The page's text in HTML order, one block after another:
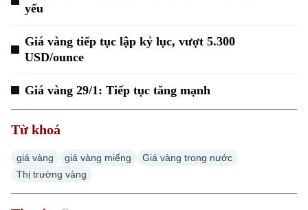
Chuyên mục
Hà Nội
Xã hội
Hà Nội
Người Hà Nội
Thế giới
Kinh tế
yếu
Giá vàng tiếp tục lập kỷ lục, vượt 5.300
USD/ounce
Giá vàng 29/1: Tiếp tục tăng mạnh
Từ khoá
giá vàng giá vàng miếng
Giá vàng trong nước
Thị trường vàng